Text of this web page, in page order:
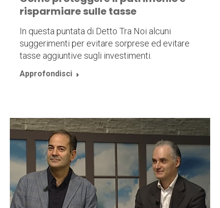
risparmiare sulle tasse
In questa puntata di Detto Tra Noi alcuni
suggerimenti per evitare sorprese ed evitare
tasse aggiuntive sugli investimenti.
Approfondisci